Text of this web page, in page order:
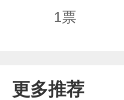
1票
更多推荐